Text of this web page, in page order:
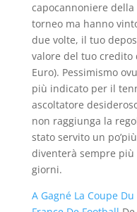
capocannoniere
torneo ma hanno
due volte, il tuo
valore del tuo credito
Euro). Pessimismo
più indicato per il
ascoltatore
non raggiunga la
stato servito un
diventerà sempre
giorni.
A Gagné La Coupe